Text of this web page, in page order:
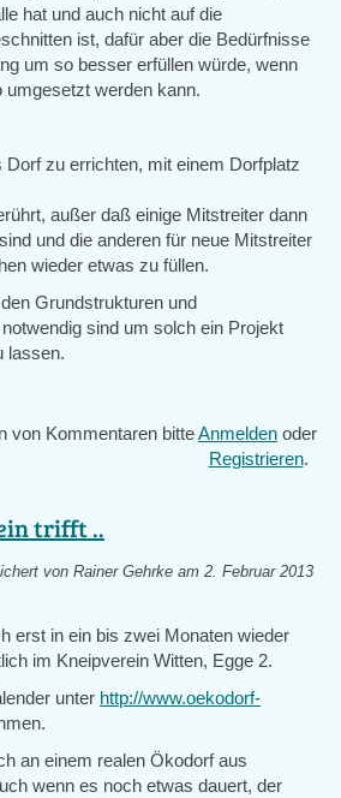
hat und auch nicht auf die
ist, dafür aber die Bedürfnisse
um so besser erfüllen würde, wenn
werden kann.
zu errichten, mit einem Dorfplatz
außer daß einige Mitstreiter dann
und die anderen für neue Mitstreiter
wieder etwas zu füllen.
Grundstrukturen und
sind um solch ein Projekt
lassen.
von Kommentaren bitteAnmelden oder
Registrieren.
trifft ..
von Rainer Gehrke am 2. Februar 2013
erst in ein bis zwei Monaten wieder
im Kneipverein Witten, Egge 2.
unter http://www.oekodorf-
an einem realen Ökodorf aus
wenn es noch etwas dauert, der